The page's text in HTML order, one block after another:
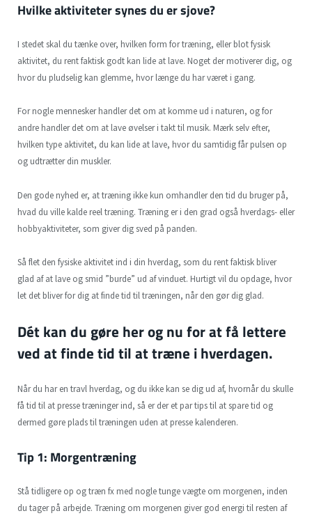
Hvilke aktiviteter synes du er sjove?
I stedet skal du tænke over, hvilken form for træning, eller blot fysisk
aktivitet, du rent faktisk godt kan lide at lave. Noget der motiverer dig, og
hvor du pludselig kan glemme, hvor længe du har været i gang.
For nogle mennesker handler det om at komme ud i naturen, og for
andre handler det om at lave øvelser i takt til musik. Mærk selv efter,
hvilken type aktivitet, du kan lide at lave, hvor du samtidig får pulsen op
og udtrætter din muskler.
Den gode nyhed er, at træning ikke kun omhandler den tid du bruger på,
hvad du ville kalde reel træning. Træning er i den grad også hverdags- eller
hobbyaktiviteter, som giver dig sved på panden.
Så flet den fysiske aktivitet ind i din hverdag, som du rent faktisk bliver
glad af at lave og smid ”burde” ud af vinduet. Hurtigt vil du opdage, hvor
let det bliver for dig at finde tid til træningen, når den gør dig glad.
Dét kan du gøre her og nu for at få lettere
ved at finde tid til at træne i hverdagen.
Når du har en travl hverdag, og du ikke kan se dig ud af, hvornår du skulle
få tid til at presse træninger ind, så er der et par tips til at spare tid og
dermed gøre plads til træningen uden at presse kalenderen.
Tip 1: Morgentræning
Stå tidligere op og træn fx med nogle tunge vægte om morgenen, inden
du tager på arbejde. Træning om morgenen giver god energi til resten af